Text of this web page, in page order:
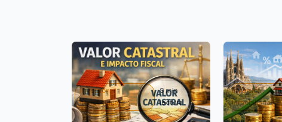
Inversión
Inmobiliaria
8 min
lectura
Inversión
Inmobiliaria